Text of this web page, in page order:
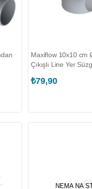
Maxiflow 10x10 cm
Çıkışlı Line Yer
₺79,90
NEMA NA